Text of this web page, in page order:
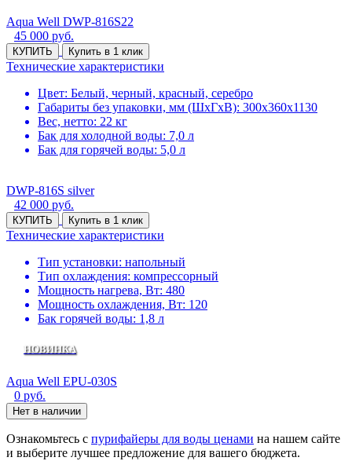
Aqua Well DWP-816S22
45 000 руб.
КУПИТЬ Купить в 1 клик
Технические характеристики
Цвет: Белый, черный, красный, серебро
Габариты без упаковки, мм (ШхГхВ): 300х360х1130
Вес, нетто: 22 кг
Бак для холодной воды: 7,0 л
Бак для горячей воды: 5,0 л
DWP-816S silver
42 000 руб.
КУПИТЬ Купить в 1 клик
Технические характеристики
Тип установки: напольный
Тип охлаждения: компрессорный
Мощность нагрева, Вт: 480
Мощность охлаждения, Вт: 120
Бак горячей воды: 1,8 л
НОВИНКА
Aqua Well EPU-030S
0 руб.
Нет в наличии
Ознакомьтесь с пурифайеры для воды ценами на нашем сайте
и выберите лучшее предложение для вашего бюджета.